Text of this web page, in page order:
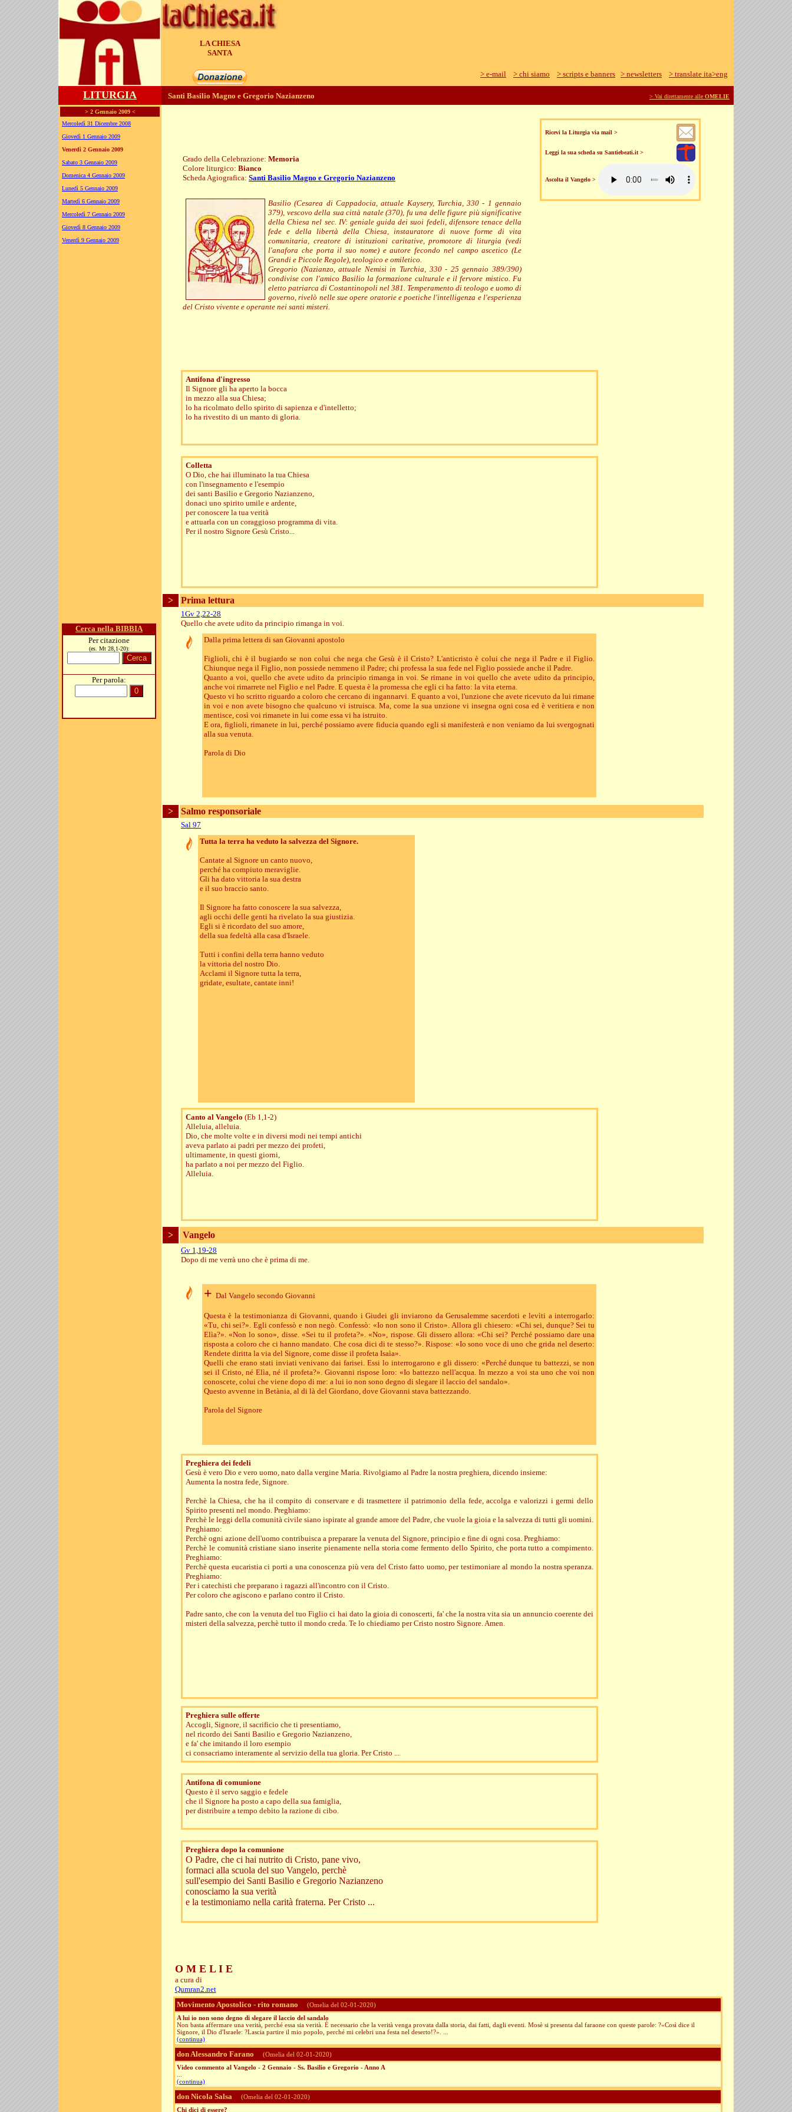
LA CHIESA
GENERA
> e-mail > chi siamo > scripts e banners > newsletters > translate ita>eng
LITURGIA
> 2 Gennaio 2009 <
Mercoledì 31 Dicembre 2008
Giovedì 1 Gennaio 2009
Venerdì 2 Gennaio 2009
Sabato 3 Gennaio 2009
Domenica 4 Gennaio 2009
Lunedì 5 Gennaio 2009
Martedì 6 Gennaio 2009
Mercoledì 7 Gennaio 2009
Giovedì 8 Gennaio 2009
Venerdì 9 Gennaio 2009
Cerca nella BIBBIA
Per citazione
(es. Mt 28,1-20):
Per parola:
Santi Basilio Magno e Gregorio Nazianzeno > Vai direttamente alle OMELIE
Grado della Celebrazione: Memoria
Colore liturgico: Bianco
Scheda Agiografica: Santi Basilio Magno e Gregorio Nazianzeno
Basilio (Cesarea di Cappadocia, attuale Kaysery, Turchia, 330 - 1 gennaio
379), vescovo della sua città natale (370), fu una delle figure più significative
della Chiesa nel sec. IV: geniale guida dei suoi fedeli, difensore tenace della
fede e della libertà della Chiesa, instauratore di nuove forme di vita
comunitaria, creatore di istituzioni caritative, promotore di liturgia (vedi
l'anafora che porta il suo nome) e autore fecondo nel campo ascetico (Le
Grandi e Piccole Regole), teologico e omiletico.
Gregorio (Nazianzo, attuale Nemisi in Turchia, 330 - 25 gennaio 389/390)
condivise con l'amico Basilio la formazione culturale e il fervore mistico. Fu
eletto patriarca di Costantinopoli nel 381. Temperamento di teologo e uomo di
governo, rivelò nelle sue opere oratorie e poetiche l'intelligenza e l'esperienza
del Cristo vivente e operante nei santi misteri.
Ricevi la Liturgia via mail >
Leggi la sua scheda su Santiebeati.it >
Ascolta il Vangelo >
Antifona d'ingresso
Il Signore gli ha aperto la bocca
in mezzo alla sua Chiesa;
lo ha ricolmato dello spirito di sapienza e d'intelletto;
lo ha rivestito di un manto di gloria.
Colletta
O Dio, che hai illuminato la tua Chiesa
con l'insegnamento e l'esempio
dei santi Basilio e Gregorio Nazianzeno,
donaci uno spirito umile e ardente,
per conoscere la tua verità
e attuarla con un coraggioso programma di vita.
Per il nostro Signore Gesù Cristo...
> Prima lettura
1Gv 2,22-28
Quello che avete udito da principio rimanga in voi.
Dalla prima lettera di san Giovanni apostolo
Figlioli, chi è il bugiardo se non colui che nega che Gesù è il Cristo? L'anticristo è colui che nega il Padre e il Figlio.
Chiunque nega il Figlio, non possiede nemmeno il Padre; chi professa la sua fede nel Figlio possiede anche il Padre.
Quanto a voi, quello che avete udito da principio rimanga in voi. Se rimane in voi quello che avete udito da principio,
anche voi rimarrete nel Figlio e nel Padre. E questa è la promessa che egli ci ha fatto: la vita eterna.
Questo vi ho scritto riguardo a coloro che cercano di ingannarvi. E quanto a voi, l'unzione che avete ricevuto da lui rimane
in voi e non avete bisogno che qualcuno vi istruisca. Ma, come la sua unzione vi insegna ogni cosa ed è veritiera e non
mentisce, così voi rimanete in lui come essa vi ha istruito.
E ora, figlioli, rimanete in lui, perché possiamo avere fiducia quando egli si manifesterà e non veniamo da lui svergognati
alla sua venuta.
Parola di Dio
> Salmo responsoriale
Sal 97
Tutta la terra ha veduto la salvezza del Signore.
Cantate al Signore un canto nuovo,
perché ha compiuto meraviglie.
Gli ha dato vittoria la sua destra
e il suo braccio santo.
Il Signore ha fatto conoscere la sua salvezza,
agli occhi delle genti ha rivelato la sua giustizia.
Egli si è ricordato del suo amore,
della sua fedeltà alla casa d'Israele.
Tutti i confini della terra hanno veduto
la vittoria del nostro Dio.
Acclami il Signore tutta la terra,
gridate, esultate, cantate inni!
Canto al Vangelo (Eb 1,1-2)
Alleluia, alleluia.
Dio, che molte volte e in diversi modi nei tempi antichi
aveva parlato ai padri per mezzo dei profeti,
ultimamente, in questi giorni,
ha parlato a noi per mezzo del Figlio.
Alleluia.
> Vangelo
Gv 1,19-28
Dopo di me verrà uno che è prima di me.
+ Dal Vangelo secondo Giovanni
Questa è la testimonianza di Giovanni, quando i Giudei gli inviarono da Gerusalemme sacerdoti e levìti a interrogarlo:
«Tu, chi sei?». Egli confessò e non negò. Confessò: «Io non sono il Cristo». Allora gli chiesero: «Chi sei, dunque? Sei tu
Elìa?». «Non lo sono», disse. «Sei tu il profeta?». «No», rispose. Gli dissero allora: «Chi sei? Perché possiamo dare una
risposta a coloro che ci hanno mandato. Che cosa dici di te stesso?». Rispose: «Io sono voce di uno che grida nel deserto:
Rendete diritta la via del Signore, come disse il profeta Isaìa».
Quelli che erano stati inviati venivano dai farisei. Essi lo interrogarono e gli dissero: «Perché dunque tu battezzi, se non
sei il Cristo, né Elìa, né il profeta?». Giovanni rispose loro: «Io battezzo nell'acqua. In mezzo a voi sta uno che voi non
conoscete, colui che viene dopo di me: a lui io non sono degno di slegare il laccio del sandalo».
Questo avvenne in Betània, al di là del Giordano, dove Giovanni stava battezzando.
Parola del Signore
Preghiera dei fedeli
Gesù è vero Dio e vero uomo, nato dalla vergine Maria. Rivolgiamo al Padre la nostra preghiera, dicendo insieme:
Aumenta la nostra fede, Signore.
Perchè la Chiesa, che ha il compito di conservare e di trasmettere il patrimonio della fede, accolga e valorizzi i germi dello
Spirito presenti nel mondo. Preghiamo:
Perchè le leggi della comunità civile siano ispirate al grande amore del Padre, che vuole la gioia e la salvezza di tutti gli uomini.
Preghiamo:
Perchè ogni azione dell'uomo contribuisca a preparare la venuta del Signore, principio e fine di ogni cosa. Preghiamo:
Perchè le comunità cristiane siano inserite pienamente nella storia come fermento dello Spirito, che porta tutto a compimento.
Preghiamo:
Perchè questa eucaristia ci porti a una conoscenza più vera del Cristo fatto uomo, per testimoniare al mondo la nostra speranza.
Preghiamo:
Per i catechisti che preparano i ragazzi all'incontro con il Cristo.
Per coloro che agiscono e parlano contro il Cristo.
Padre santo, che con la venuta del tuo Figlio ci hai dato la gioia di conoscerti, fa' che la nostra vita sia un annuncio coerente dei
misteri della salvezza, perchè tutto il mondo creda. Te lo chiediamo per Cristo nostro Signore. Amen.
Preghiera sulle offerte
Accogli, Signore, il sacrificio che ti presentiamo,
nel ricordo dei Santi Basilio e Gregorio Nazianzeno,
e fa' che imitando il loro esempio
ci consacriamo interamente al servizio della tua gloria. Per Cristo ...
Antifona di comunione
Questo è il servo saggio e fedele
che il Signore ha posto a capo della sua famiglia,
per distribuire a tempo debito la razione di cibo.
Preghiera dopo la comunione
O Padre, che ci hai nutrito di Cristo, pane vivo,
formaci alla scuola del suo Vangelo, perchè
sull'esempio dei Santi Basilio e Gregorio Nazianzeno
conosciamo la sua verità
e la testimoniamo nella carità fraterna. Per Cristo ...
O M E L I E
a cura di
Qumran2.net
Movimento Apostolico - rito romano
(Omelia del 02-01-2020)
A lui io non sono degno di slegare il laccio del sandalo
Non basta affermare una verità, perché essa sia verità. È necessario che la verità venga provata dalla storia, dai fatti, dagli eventi. Mosè si presenta dal faraone con queste parole: ?«Così dice il
Signore, il Dio d'Israele: ?Lascia partire il mio popolo, perché mi celebri una festa nel deserto!?». ...
(continua)
don Alessandro Farano
(Omelia del 02-01-2020)
Video commento al Vangelo - 2 Gennaio - Ss. Basilio e Gregorio - Anno A
(continua)
don Nicola Salsa
(Omelia del 02-01-2020)
Chi dici di essere?